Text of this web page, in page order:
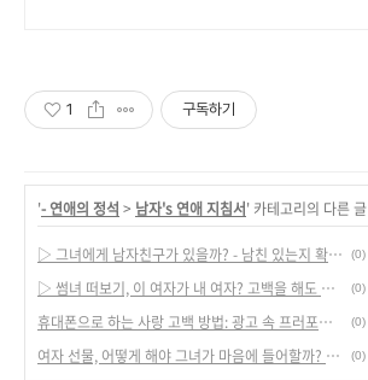
1 구독하기
'- 연애의 정석 > 남자's 연애 지침서' 카테고리의 다른 글
▷ 그녀에게 남자친구가 있을까? - 남친 있는지 확인하는 방법. (0)
▷ 썸녀 떠보기, 이 여자가 내 여자? 고백을 해도 될까? (0)
휴대폰으로 하는 사랑 고백 방법: 광고 속 프러포즈 이야기. (0)
여자 선물, 어떻게 해야 그녀가 마음에 들어할까? - 선물에 관한 조언 (0)